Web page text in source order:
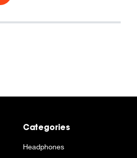
Categories
Headphones